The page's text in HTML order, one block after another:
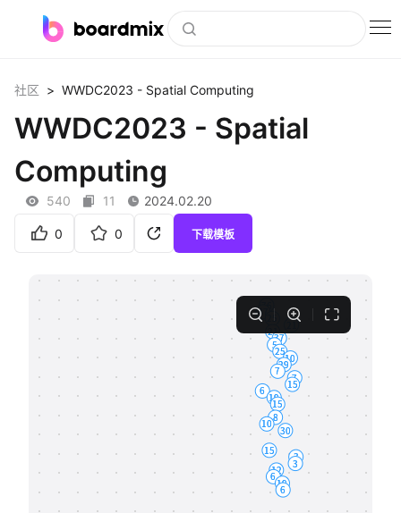
社区资源
会员
企业服务
客户案例
支持
知识分享社区
社区 > WWDC2023 - Spatial Computing
WWDC2023 - Spatial
Computing
540 11 2024.02.20
0 0 下载模板